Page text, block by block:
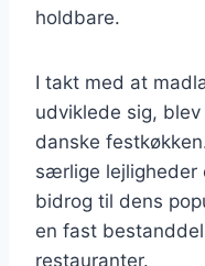
holdbare.
I takt med at
udviklede sig,
danske
særlige lejligheder
bidrog til dens
en fast
restauranter.